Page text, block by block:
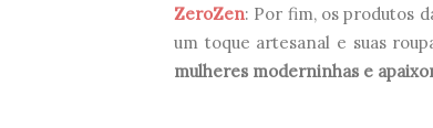
ZeroZen: Por fim, os produtos
um toque artesanal e suas
mulheres moderninhas e